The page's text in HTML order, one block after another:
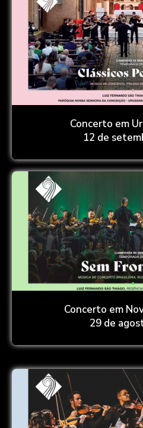
Concerto em
12 de
Concerto em
29 de